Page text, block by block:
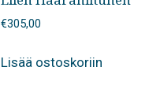
€305,00
Lisää ostoskoriin